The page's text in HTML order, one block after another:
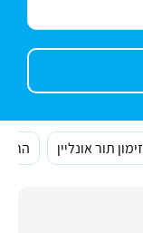
זימון תור אונליין